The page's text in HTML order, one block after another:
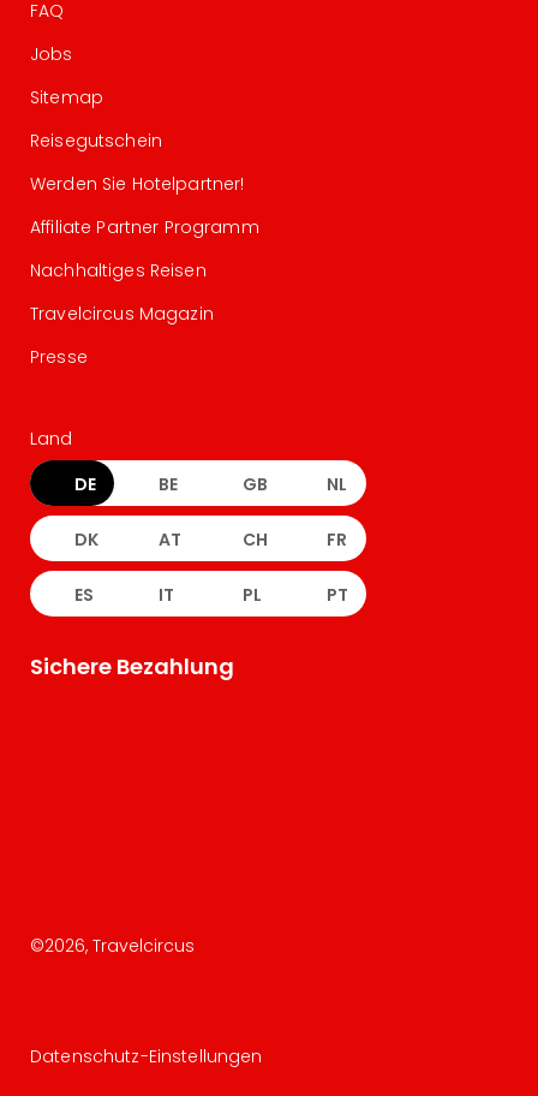
FAQ
Jobs
Sitemap
Reisegutschein
Werden Sie Hotelpartner!
Affiliate Partner Programm
Nachhaltiges Reisen
Travelcircus Magazin
Presse
Land
DE BE GB NL
DK AT CH FR
ES IT PL PT
Sichere Bezahlung
©2026, Travelcircus
Datenschutz-Einstellungen